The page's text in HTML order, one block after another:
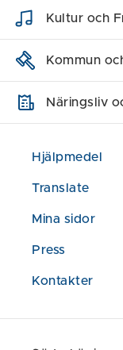
Kultur och
Kommun
Näringsliv
Hjälpmedel
Translate
Mina sidor
Press
Kontakter
Söderköpings
0121-181 00
Faktura och
Felanmälan
Om